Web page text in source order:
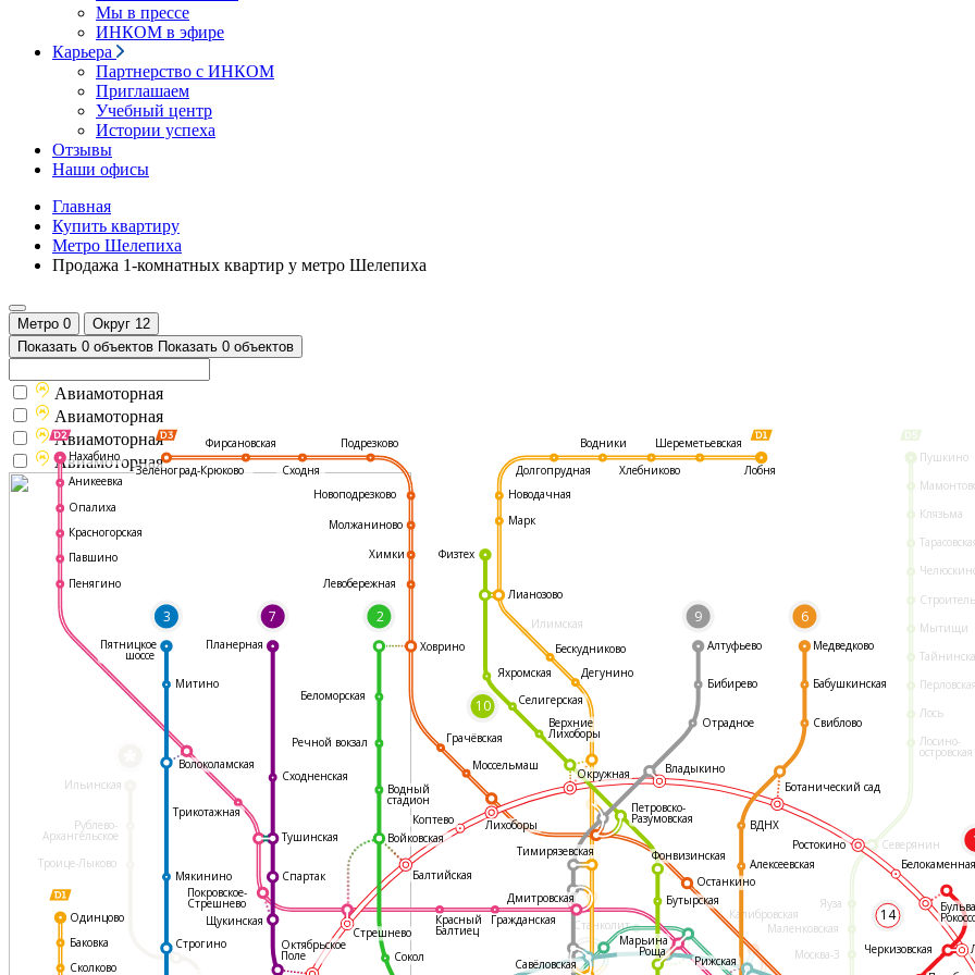
Мы в прессе
ИНКОМ в эфире
Карьера
Партнерство с ИНКОМ
Приглашаем
Учебный центр
Истории успеха
Отзывы
Наши офисы
Главная
Купить квартиру
Метро Шелепиха
Продажа 1-комнатных квартир у метро Шелепиха
Метро 0 Округ 12
Показать 0 объектов Показать 0 объектов
Илимская
Пушкино
Клязьма
Мытищи
Лось
Лосино-
островская
Северянин
Яуза
Маленковская
Москва-3
Ильинская
Рублево-
Архангельское
Троице-Лыково
Калибровская
Станколит
3 7
14
2 9 6
10
Фирсановская
Сходня
Подрезково
Новоподрезково
Молжаниново
Химки
Левобережная
Ховрино
Грачёвская
Моссельмаш
Останкино
Медведково
Бабушкинская
Свиблово
ВДНХ
Алексеевская
Рижская
Сокол
Красный
Балтиец
Гражданская
Дмитровская
Коптево Лихоборы
Балтийская
Войковская
Водный
стадион
Сходненская
Трикотажная
Волоколамская
Тушинская
Мякинино
Строгино
Митино
Нахабино
Аникеевка
Опалиха
Красногорская
Павшино
Пенягино
Одинцово
Баковка
Сколково
Пятницкое
шоссе
Планерная
Спартак
Стрешнево
Щукинская
Октябрьское
Поле
Окружная
Дегунино
Бескудниково
Верхние
Лихоборы
Селигерская
Физтех
Яхромская
Марк
Лианозово
Новодачная
Речной вокзал
Беломорская
Долгопрудная
Водники
Хлебниково
Шереметьевская
Лобня
Тимирязевская
Марьина
Роща
Савёловская
Фонвизинская
Бутырская
Петровско-
Разумовская
Покровское-
Стрешнево
Бибирево
Отрадное
Владыкино
Ботанический сад
Алтуфьево
Ростокино
Черкизовская
Зеленоград-Крюково
Авиамоторная
Авиамоторная
Авиамоторная
Авиамоторная